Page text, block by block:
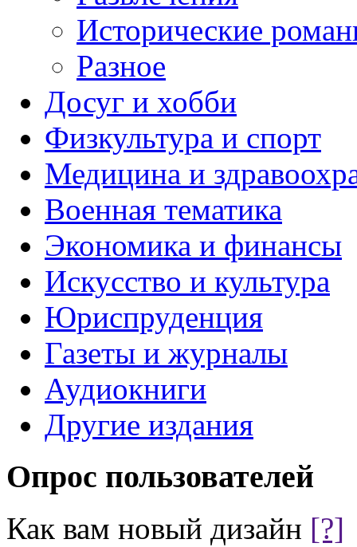
Исторические
Разное
Досуг и хобби
Физкультура и спорт
Медицина и
Военная тематика
Экономика и финансы
Искусство и культура
Юриспруденция
Газеты и журналы
Аудиокниги
Другие издания
Опрос пользователей
Как вам новый дизайн [?]